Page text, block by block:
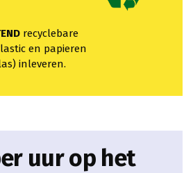
recyclebare
en papieren
inleveren.
uur op het